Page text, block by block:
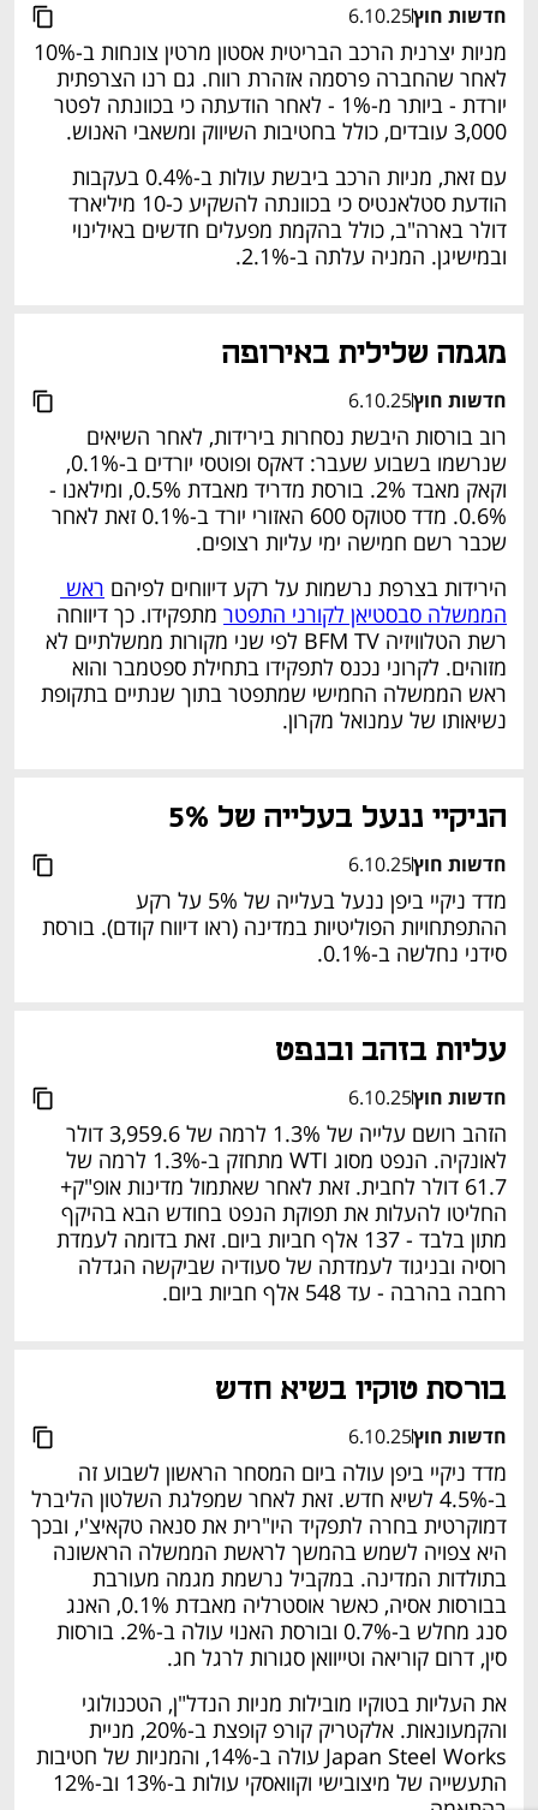
חדשות חוץ6.10.25
לאחר שהחברה פרסמה אזהרת רווח. גם רנו הצרפתית
יורדת - ביותר מ-1% - לאחר הודעתה כי בכוונתה לפטר
3,000 עובדים, כולל בחטיבות השיווק ומשאבי האנוש.
עם זאת, מניות הרכב ביבשת עולות ב-0.4% בעקבות
הודעת סטלאנטיס כי בכוונתה להשקיע כ-10 מיליארד
ובמישיגן. המניה עלתה ב-2.1%.
מגמה שלילית באירופה
חדשות חוץ6.10.25
וקאק מאבד 2%. בורסת מדריד מאבדת 0.5%, ומילאנו -
0.6%. מדד סטוקס 600 האזורי יורד ב-0.1% זאת לאחר
שכבר רשם חמישה ימי עליות רצופים.
הירידות בצרפת נרשמות על רקע דיווחים לפיהם
הממשלה סבסטיאן לקורני התפטר
רשת הטלוויזיה BFM TV לפי שני מקורות ממשלתיים לא
מזוהים. לקרוני נכנס לתפקידו בתחילת ספטמבר והוא
ראש הממשלה החמישי שמתפטר בתוך שנתיים בתקופת
נשיאותו של עמנואל מקרון.
הניקיי ננעל בעלייה של 5%
חדשות חוץ6.10.25
מדד ניקיי ביפן ננעל בעלייה של 5% על רקע
ההתפתחויות הפוליטיות במדינה (ראו דיווח קודם). בורסת
סידני נחלשה ב-0.1%.
עליות בזהב ובנפט
חדשות חוץ6.10.25
הזהב רושם עלייה של 1.3% לרמה של 3,959.6 דולר
לאונקיה. הנפט מסוג WTI מתחזק ב-1.3% לרמה של
החליטו להעלות את תפוקת הנפט בחודש הבא בהיקף
מתון בלבד - 137 אלף חביות ביום. זאת בדומה לעמדת
רחבה בהרבה - עד 548 אלף חביות ביום.
בורסת טוקיו בשיא חדש
חדשות חוץ6.10.25
ב-4.5% לשיא חדש. זאת לאחר שמפלגת השלטון הליברל
דמוקרטית בחרה לתפקיד היו"רית את סנאה טקאיצ'י, ובכך
בתולדות המדינה. במקביל נרשמת מגמה מעורבת
בבורסות אסיה, כאשר אוסטרליה מאבדת 0.1%, האנג
סנג מחלש ב-0.7% ובורסת האנוי עולה ב-2%. בורסות
סין, דרום קוריאה וטייוואן סגורות לרגל חג.
והקמעונאות. אלקטריק קורפ קופצת ב-20%, מניית
Japan Steel Works עולה ב-14%, והמניות של חטיבות